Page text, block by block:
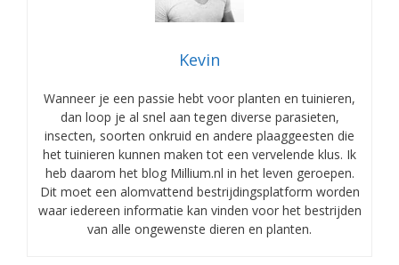
Kevin
Wanneer je een passie hebt voor planten en tuinieren,
dan loop je al snel aan tegen diverse parasieten,
insecten, soorten onkruid en andere plaaggeesten die
het tuinieren kunnen maken tot een vervelende klus. Ik
heb daarom het blog Millium.nl in het leven geroepen.
Dit moet een alomvattend bestrijdingsplatform worden
waar iedereen informatie kan vinden voor het bestrijden
van alle ongewenste dieren en planten.